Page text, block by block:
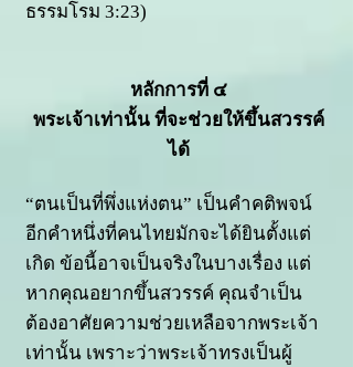
ธรรมโรม 3:23)
หลักการที่ ๔
พระเจ้าเท่านั้น ที่จะช่วยให้ขึ้นสวรรค์
ได้
“ตนเป็นที่พึ่งแห่งตน” เป็นคำคติพจน์
อีกคำหนึ่งที่คนไทยมักจะได้ยินตั้งแต่
เกิด ข้อนี้อาจเป็นจริงในบางเรื่อง แต่
หากคุณอยากขึ้นสวรรค์ คุณจำเป็น
ต้องอาศัยความช่วยเหลือจากพระเจ้า
เท่านั้น เพราะว่าพระเจ้าทรงเป็นผู้